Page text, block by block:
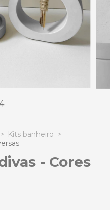
> Kits banheiro >
- Cores